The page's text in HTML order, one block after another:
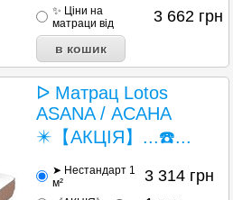
✨ Ціни на
матраци від
3 662 грн
ᐅ Матрац Lotos
ASANA / АСАНА
✴️【АКЦІЯ】...☎️...
➤ Нестандарт 1
м²
3 314 грн